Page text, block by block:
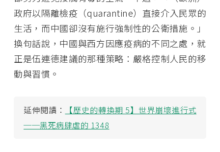
政府以隔離檢疫（quarantine）直接介入民眾的
生活，而中國卻沒有施行強制性的公衛措施。」
換句話說，中國與西方因應疫病的不同之處，就
正是伍連德建議的那種策略：嚴格控制人民的移
動與習慣。
延伸閱讀：
【歷史的轉換期 5】世界崩壞進行式
──黑死病肆虐的 1348